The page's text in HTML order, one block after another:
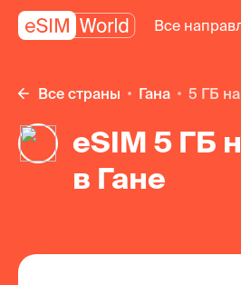
Все
Все страны Гана 5 ГБ
eSIM 5 ГБ
в Гане